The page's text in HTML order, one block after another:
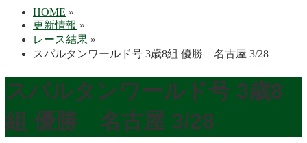
HOME »
更新情報 »
レース結果 »
スパルタンワールド号 3歳8組 優勝 名古屋 3/28
スパルタンワールド号 3歳8
組 優勝 名古屋 3/28